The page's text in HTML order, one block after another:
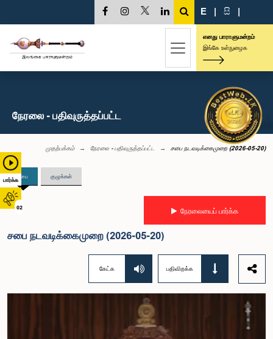
பார்க்க
02
E | සි |
எனது பாராளுமன்றம்
இங்கே உள்நுழைக
நேரலை - பதிவுருத்தப்பட்ட
முதற்பக்கம் நேரலை - பதிவுருத்தப்பட்ட சபை நடவடிக்கைமுறை (2026-05-20)
சபை குழுக்கள்
நேரலையைப் பார்க்க
சபை நடவடிக்கைமுறை (2026-05-20)
கேட்க பதிவிறக்க